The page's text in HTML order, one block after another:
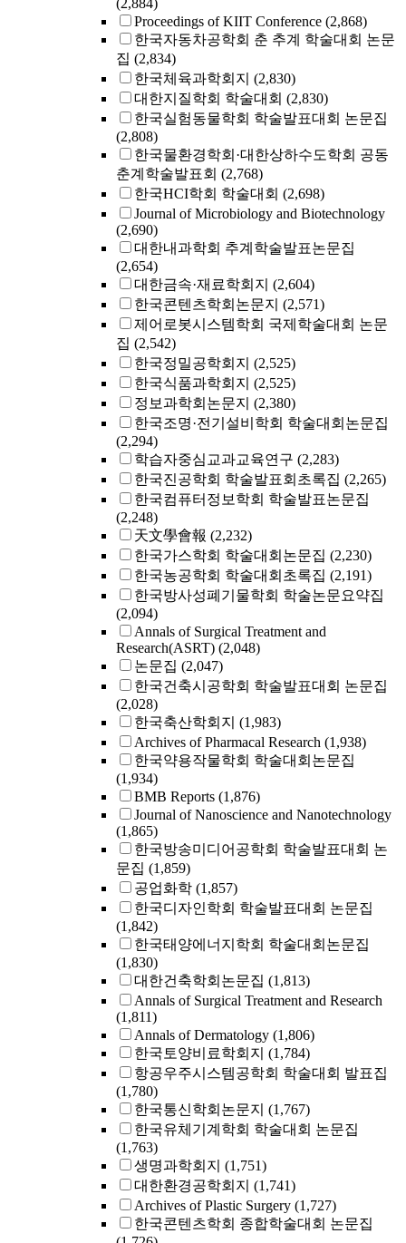
(2,884)
Proceedings of KIIT Conference (2,868)
한국자동차공학회 춘 추계 학술대회 논문
집 (2,834)
한국체육과학회지 (2,830)
대한지질학회 학술대회 (2,830)
한국실험동물학회 학술발표대회 논문집
(2,808)
한국물환경학회·대한상하수도학회 공동
춘계학술발표회 (2,768)
한국HCI학회 학술대회 (2,698)
Journal of Microbiology and Biotechnology
(2,690)
대한내과학회 추계학술발표논문집
(2,654)
대한금속·재료학회지 (2,604)
한국콘텐츠학회논문지 (2,571)
제어로봇시스템학회 국제학술대회 논문
집 (2,542)
한국정밀공학회지 (2,525)
한국식품과학회지 (2,525)
정보과학회논문지 (2,380)
한국조명·전기설비학회 학술대회논문집
(2,294)
학습자중심교과교육연구 (2,283)
한국진공학회 학술발표회초록집 (2,265)
한국컴퓨터정보학회 학술발표논문집
(2,248)
天文學會報 (2,232)
한국가스학회 학술대회논문집 (2,230)
한국농공학회 학술대회초록집 (2,191)
한국방사성폐기물학회 학술논문요약집
(2,094)
Annals of Surgical Treatment and
Research(ASRT) (2,048)
논문집 (2,047)
한국건축시공학회 학술발표대회 논문집
(2,028)
한국축산학회지 (1,983)
Archives of Pharmacal Research (1,938)
한국약용작물학회 학술대회논문집
(1,934)
BMB Reports (1,876)
Journal of Nanoscience and Nanotechnology
(1,865)
한국방송미디어공학회 학술발표대회 논
문집 (1,859)
공업화학 (1,857)
한국디자인학회 학술발표대회 논문집
(1,842)
한국태양에너지학회 학술대회논문집
(1,830)
대한건축학회논문집 (1,813)
Annals of Surgical Treatment and Research
(1,811)
Annals of Dermatology (1,806)
한국토양비료학회지 (1,784)
항공우주시스템공학회 학술대회 발표집
(1,780)
한국통신학회논문지 (1,767)
한국유체기계학회 학술대회 논문집
(1,763)
생명과학회지 (1,751)
대한환경공학회지 (1,741)
Archives of Plastic Surgery (1,727)
한국콘텐츠학회 종합학술대회 논문집